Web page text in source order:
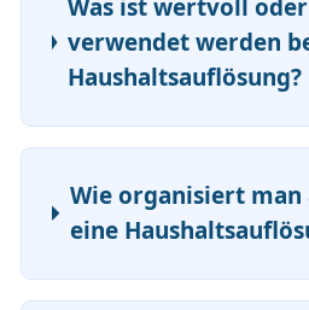
Was ist wertvoll
verwendet werden
Haushaltsauflösung?
Wie organisiert man
eine